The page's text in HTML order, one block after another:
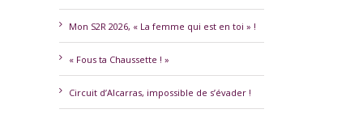
Mon S2R 2026, « La femme qui est en toi » !
« Fous ta Chaussette ! »
Circuit d’Alcarras, impossible de s’évader !